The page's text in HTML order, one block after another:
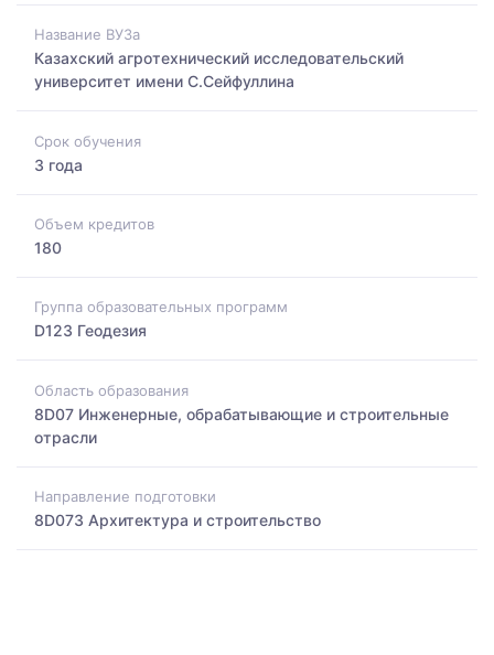
Название ВУЗа
Казахский агротехнический исследовательский
университет имени С.Сейфуллина
Срок обучения
3 года
Объем кредитов
180
Группа образовательных программ
D123 Геодезия
Область образования
8D07 Инженерные, обрабатывающие и строительные
отрасли
Направление подготовки
8D073 Архитектура и строительство